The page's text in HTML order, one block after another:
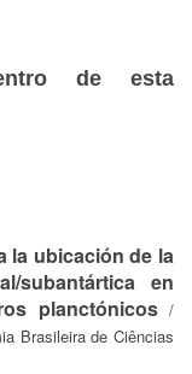
de esta
la ubicación de la
subantártica en
planctónicos/
Brasileira de Ciências